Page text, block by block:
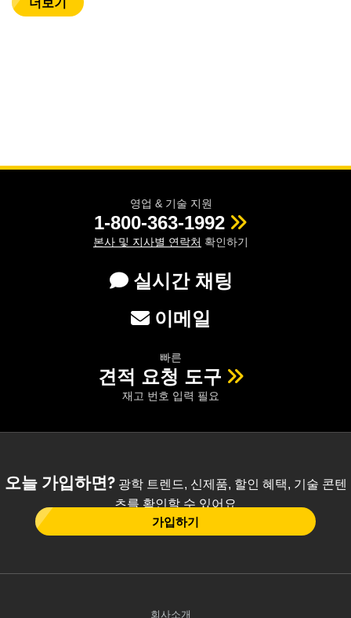
영업 & 기술 지원
1-800-363-1992
본사 및 지사별 연락처 확인하기
실시간 채팅
이메일
빠른
견적 요청 도구
재고 번호 입력 필요
오늘 가입하면?광학 트렌드, 신제품, 할인 혜택, 기술 콘텐
츠를 확인할 수 있어요
가입하기
회사소개